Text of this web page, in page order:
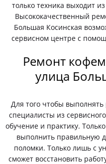
только техника выходит
Высококачественный
Большая Косинская
сервисном центре с
Ремонт
улица
Для того чтобы
специалисты из
обучение и практику.
выполнить правильную
поломки. Только лишь с
сможет восстановить